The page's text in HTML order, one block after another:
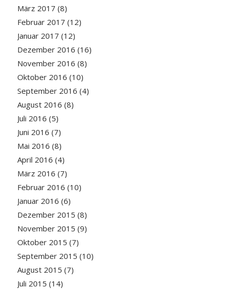
März 2017 (8)
Februar 2017 (12)
Januar 2017 (12)
Dezember 2016 (16)
November 2016 (8)
Oktober 2016 (10)
September 2016 (4)
August 2016 (8)
Juli 2016 (5)
Juni 2016 (7)
Mai 2016 (8)
April 2016 (4)
März 2016 (7)
Februar 2016 (10)
Januar 2016 (6)
Dezember 2015 (8)
November 2015 (9)
Oktober 2015 (7)
September 2015 (10)
August 2015 (7)
Juli 2015 (14)